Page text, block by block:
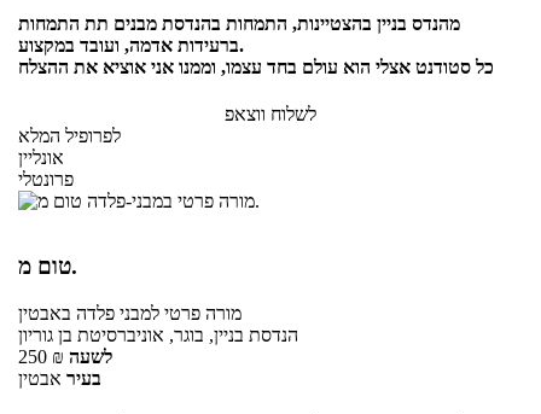
מהנדס בניין בהצטיינות, התמחות בהנדסת מבנים תת התמחות
ברעידות אדמה, ועובד במקצוע.
כל סטודנט אצלי הוא עולם בחד עצמו, וממנו אני אוציא את ההצלח
לשלוח ווצאפ
לפרופיל המלא
אונליין
פרונטלי
טום מ.
מורה פרטי למבני פלדה באבטין
הנדסת בניין, בוגר, אוניברסיטת בן גוריון
250 ₪ לשעה
בעיר אבטין